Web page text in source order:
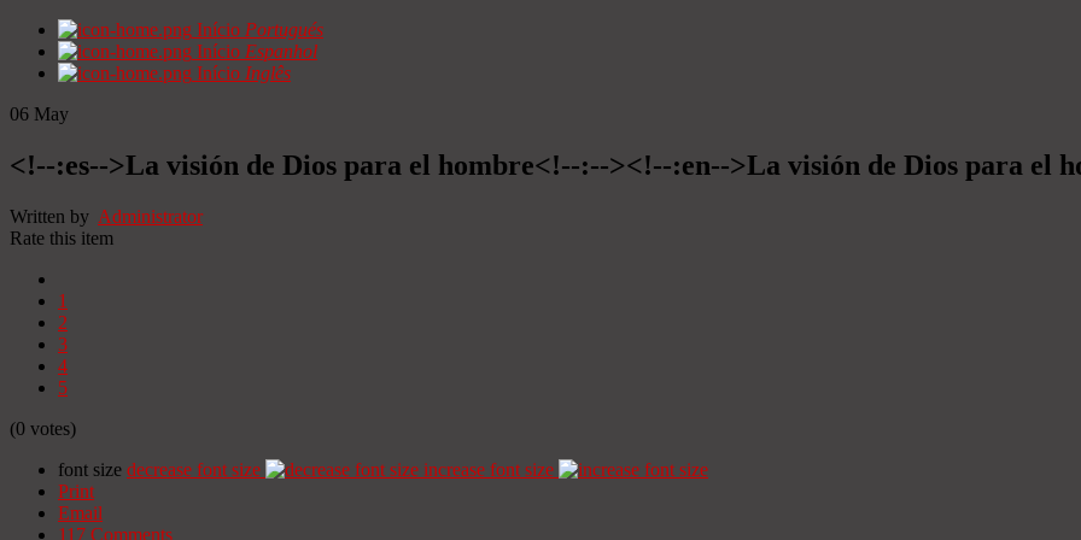
Início Portugués
Início Espanhol
Início Inglês
06 May
<!--:es-->La visión de Dios para el hombre<!--:--><!--:en-->La visión de Dios para el
Written by Administrator
Rate this item
1
2
3
4
5
(0 votes)
font size decrease font size
increase font size
Print
Email
117 Comments